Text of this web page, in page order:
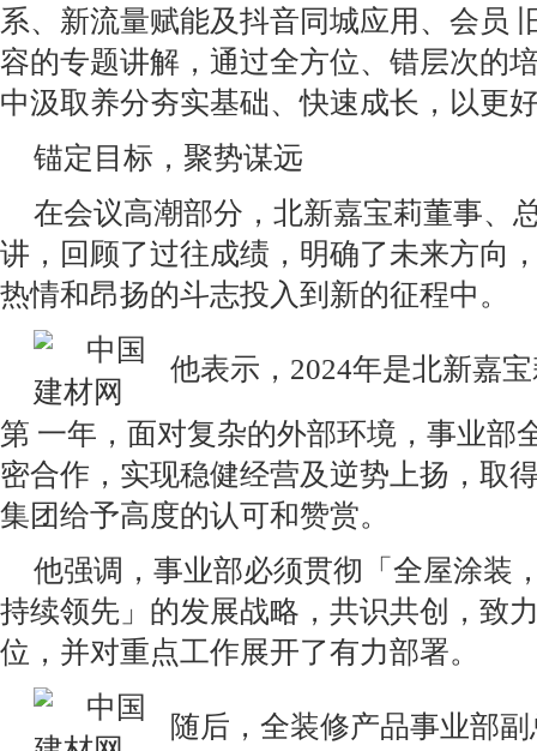
系、新流量赋能及抖音同城应用、会员
容的专题讲解，通过全方位、错层次的
中汲取养分夯实基础、快速成长，以更
锚定目标，聚势谋远
在会议高潮部分，北新嘉宝莉董事、
讲，回顾了过往成绩，明确了未来方向
热情和昂扬的斗志投入到新的征程中。
他表示，2024年是北新嘉
第 一年，面对复杂的外部环境，事业部
密合作，实现稳健经营及逆势上扬，取
集团给予高度的认可和赞赏。
他强调，事业部必须贯彻「全屋涂装
持续领先」的发展战略，共识共创，致
位，并对重点工作展开了有力部署。
随后，全装修产品事业部